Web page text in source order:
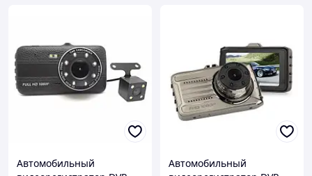
Автомобильный
Автомобильный